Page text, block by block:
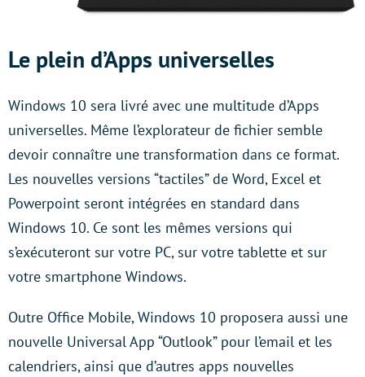
Le plein d’Apps universelles
Windows 10 sera livré avec une multitude d’Apps
universelles. Même l’explorateur de fichier semble
devoir connaître une transformation dans ce format.
Les nouvelles versions “tactiles” de Word, Excel et
Powerpoint seront intégrées en standard dans
Windows 10. Ce sont les mêmes versions qui
s’exécuteront sur votre PC, sur votre tablette et sur
votre smartphone Windows.
Outre Office Mobile, Windows 10 proposera aussi une
nouvelle Universal App “Outlook” pour l’email et les
calendriers, ainsi que d’autres apps nouvelles